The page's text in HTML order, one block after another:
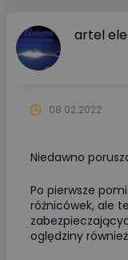
artel
08.02.2022
Niedawno
Po pierwsze
różnicówek, ale
oględziny